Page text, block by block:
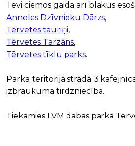
Tevi ciemos gaida arī blakus
Anneles Dzīvnieku Dārzs,
Tērvetes tauriņi,
Tērvetes Tarzāns,
Tērvetes tīklu parks.
Parka teritorijā strādā 3
izbraukuma tirdzniecība.
Tiekamies LVM dabas parkā